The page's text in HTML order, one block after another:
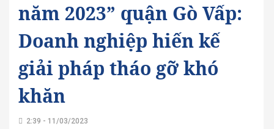
năm 2023” quận Gò Vấp:
Doanh nghiệp hiến kế
giải pháp tháo gỡ khó
khăn
2:39 - 11/03/2023